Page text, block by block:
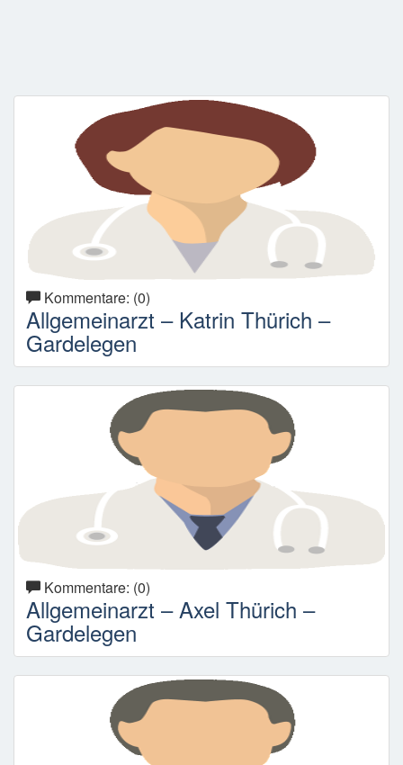
Kommentare: (0)
Allgemeinarzt – Katrin Thürich –
Gardelegen
Kommentare: (0)
Allgemeinarzt – Axel Thürich –
Gardelegen